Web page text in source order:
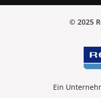
© 2025
Ein